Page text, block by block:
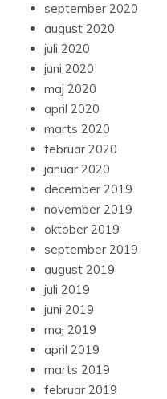
september 2020
august 2020
juli 2020
juni 2020
maj 2020
april 2020
marts 2020
februar 2020
januar 2020
december 2019
november 2019
oktober 2019
september 2019
august 2019
juli 2019
juni 2019
maj 2019
april 2019
marts 2019
februar 2019